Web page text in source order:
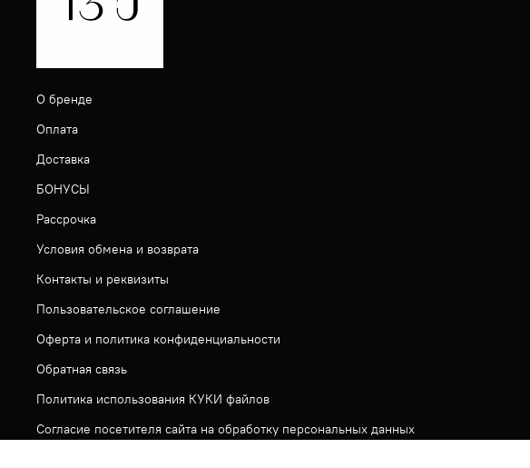
О бренде
Оплата
Доставка
БОНУСЫ
Рассрочка
Условия обмена и возврата
Контакты и реквизиты
Пользовательское соглашение
Оферта и политика конфиденциальности
Обратная связь
Политика использования КУКИ файлов
Согласие посетителя сайта на обработку персональных данных